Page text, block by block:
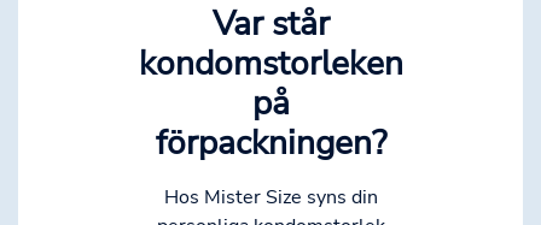
Var står
kondomstorleken
på
förpackningen?
Hos Mister Size syns din